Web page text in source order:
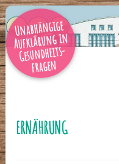
Unabhängige
Aufklärung in
Gesundheits-
fragen
ERNÄHRUNG